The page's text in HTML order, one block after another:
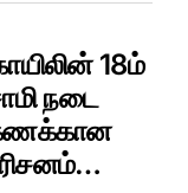
18ம்
நடை